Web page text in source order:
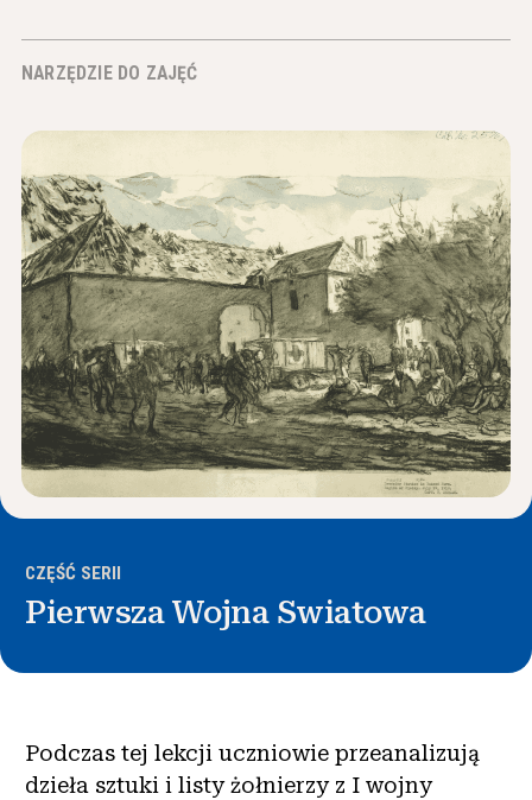
Wiadomości i wydarzenia
O NHD
Zaangażować się
NARZĘDZIE DO ZAJĘĆ
CZĘŚĆ SERII
Pierwsza Wojna Swiatowa
Podczas tej lekcji uczniowie przeanalizują
dzieła sztuki i listy żołnierzy z I wojny